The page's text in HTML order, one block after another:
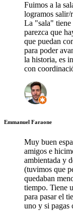
Fuimos a la
logramos salir/
La "sala" tiene
parezca que
que puedan
para poder
la historia, es
con
Emmanuel Faraone
Muy buen
amigos e
ambientada y
(tuvimos que
quedaban
tiempo. Tiene
para pasar el
uno y si pagas